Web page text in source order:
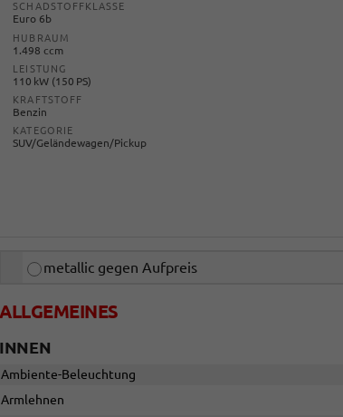
SCHADSTOFFKLASSE
Euro 6b
HUBRAUM
1.498 ccm
LEISTUNG
110 kW (150 PS)
KRAFTSTOFF
Benzin
KATEGORIE
SUV/Geländewagen/Pickup
metallic gegen Aufpreis
ALLGEMEINES
INNEN
Ambiente-Beleuchtung
Armlehnen